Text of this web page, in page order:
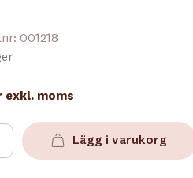
001218
exkl. moms
Lägg i varukorg